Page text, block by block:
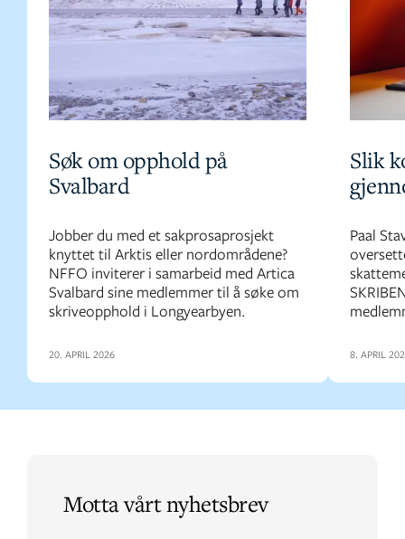
Søk om opphold på
Svalbard
Jobber du med et sakprosaprosjekt
knyttet til Arktis eller nordområdene?
NFFO inviterer i samarbeid med Artica
Svalbard sine medlemmer til å søke om
skriveopphold i Longyearbyen.
20. APRIL 2026
Slik
Paal
8. APRIL
Motta vårt nyhetsbrev